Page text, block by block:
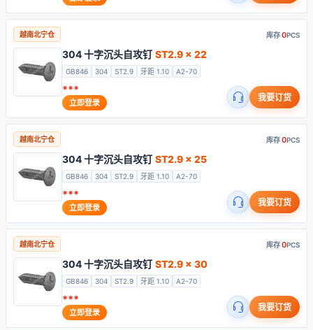
越南北宁仓 库存0PCS
304 十字沉头自攻钉 ST2.9 x 22
GB846 304 ST2.9 牙距 1.10 A2-70
***
立即登录 我要订货
越南北宁仓 库存0PCS
304 十字沉头自攻钉 ST2.9 x 25
GB846 304 ST2.9 牙距 1.10 A2-70
***
立即登录 我要订货
越南北宁仓 库存0PCS
304 十字沉头自攻钉 ST2.9 x 30
GB846 304 ST2.9 牙距 1.10 A2-70
***
立即登录 我要订货